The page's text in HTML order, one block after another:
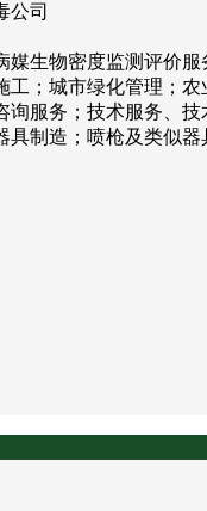
公司
生物密度监测评价
；城市绿化管理；
服务；技术服务、
制造；喷枪及类似